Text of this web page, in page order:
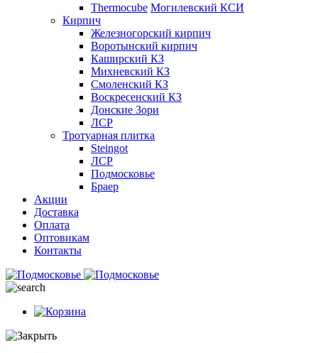
Thermocube Могилевский КСИ
Кирпич
Железногорский кирпич
Воротынский кирпич
Каширский КЗ
Михневский КЗ
Смоленский КЗ
Воскресенский КЗ
Донские Зори
ЛСР
Тротуарная плитка
Steingot
ЛСР
Подмосковье
Браер
Акции
Доставка
Оплата
Оптовикам
Контакты